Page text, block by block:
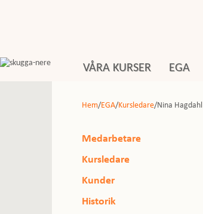
VÅRA KURSER EGA
Hem/EGA/Kursledare/Nina Hagdahl
Medarbetare
Kursledare
Kunder
Historik